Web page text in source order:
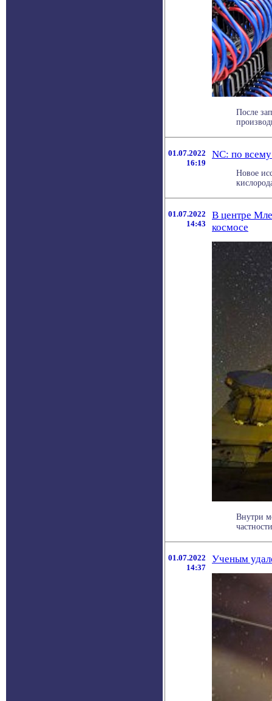
После
01.07.2022
16:19
NC: по
Новое
01.07.2022
14:43
В центре
космосе
Внутри
01.07.2022
14:37
Ученым